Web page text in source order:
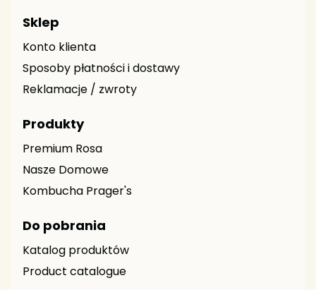
Sklep
Konto klienta
Sposoby płatności i dostawy
Reklamacje / zwroty
Produkty
Premium Rosa
Nasze Domowe
Kombucha Prager's
Do pobrania
Katalog produktów
Product catalogue